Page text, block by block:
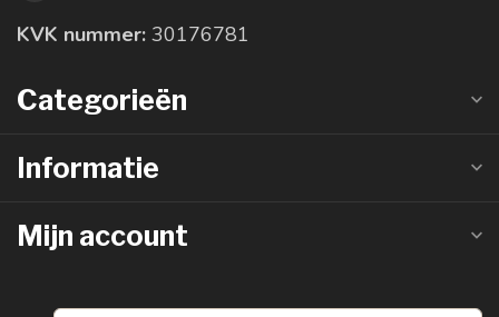
KVK nummer: 30176781
Categorieën
Informatie
Mijn account